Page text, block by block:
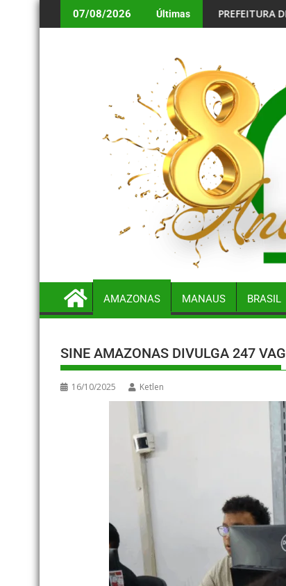
07/08/2026 Últimas
PARA BENEFICIÁRIOS ANIVERSARIANTES DE
PREFEITURA DE MANAUS ALERTA
AMAZONAS MANAUS BRASIL
SINE AMAZONAS DIVULGA 247
16/10/2025 Ketlen